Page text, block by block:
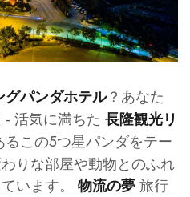
グパンダホテル？あなた
活気に満ちた 長隆観光リ
この5つ星パンダをテー
りな部屋や動物とのふれ
います。 物流の夢 旅行